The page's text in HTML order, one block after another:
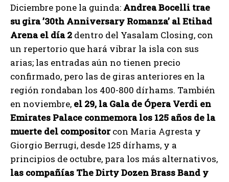
Diciembre pone la guinda: Andrea Bocelli trae
su gira ’30th Anniversary Romanza’ al Etihad
Arena el día 2 dentro del Yasalam Closing, con
un repertorio que hará vibrar la isla con sus
arias; las entradas aún no tienen precio
confirmado, pero las de giras anteriores en la
región rondaban los 400-800 dírhams. También
en noviembre, el 29, la Gala de Ópera Verdi en
Emirates Palace conmemora los 125 años de la
muerte del compositorcon Maria Agresta y
Giorgio Berrugi, desde 125 dírhams, y a
principios de octubre, para los más alternativos,
las compañías The Dirty Dozen Brass Band y